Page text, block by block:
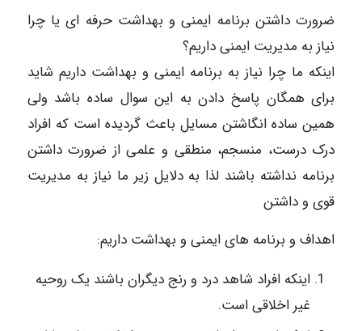
ضرورت داشتن برنامه ایمنی و بهداشت حرفه ای یا چرا
نیاز به مدیریت ایمنی داریم؟
اینکه ما چرا نیاز به برنامه ایمنی و بهداشت داریم شاید
برای همگان پاسخ دادن به این سوال ساده باشد ولی
همین ساده انگاشتن مسایل باعث گردیده است که افراد
درک درست، منسجم، منطقی و علمی از ضرورت داشتن
برنامه نداشته باشند لذا به دلایل زیر ما نیاز به مدیریت
قوی و داشتن
اهداف و برنامه های ایمنی و بهداشت داریم:
اینکه افراد شاهد درد و رنج دیگران باشند یک روحیه
غیر اخلاقی است.